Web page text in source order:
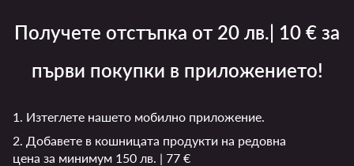
Получете отстъпка от 20 лв.| 10 € за
първи покупки в приложението!
1. Изтеглете нашето мобилно приложение.
2. Добавете в кошницата продукти на редовна
цена за минимум 150 лв. | 77 €